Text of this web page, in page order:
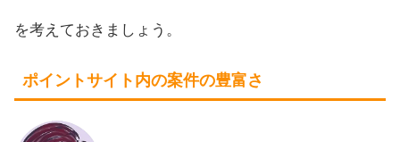
を考えておきましょう。
ポイントサイト内の案件の豊富さ